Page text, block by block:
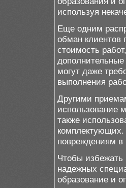
используя
Еще одним
обман клиентов
стоимость
могут даже
выполнения
Другими
использование
также
повреждениям
Чтобы избежать
надежных
образование и